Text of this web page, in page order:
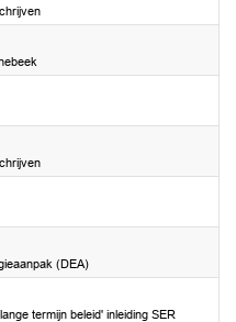
(DEA)
termijn beleid' inleiding SER